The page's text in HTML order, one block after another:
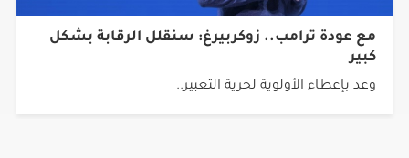
مع عودة ترامب.. زوكربيرغ: سنقلل الرقابة بشكل
كبير
وعد بإعطاء الأولوية لحرية التعبير..